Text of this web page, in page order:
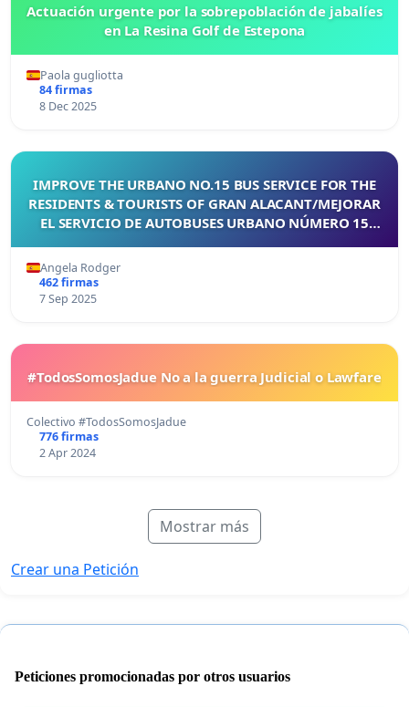
Actuación urgente por la sobrepoblación de jabalíes
en La Resina Golf de Estepona
Paola gugliotta
84 firmas
8 Dec 2025
IMPROVE THE URBANO NO.15 BUS SERVICE FOR THE
RESIDENTS & TOURISTS OF GRAN ALACANT/MEJORAR
EL SERVICIO DE AUTOBUSES URBANO NÚMERO 15
Angela Rodger
462 firmas
7 Sep 2025
#TodosSomosJadue No a la guerra Judicial o Lawfare
Colectivo #TodosSomosJadue
776 firmas
2 Apr 2024
Mostrar más
Crear una Petición
Peticiones promocionadas por otros usuarios